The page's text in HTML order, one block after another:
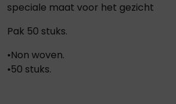
speciale maat voor het gezicht
Pak 50 stuks.
•Non woven.
•50 stuks.